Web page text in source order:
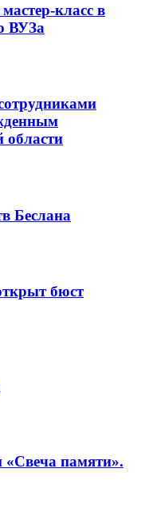
класс в
ВУЗа
области
Беслана
бюст
памяти».